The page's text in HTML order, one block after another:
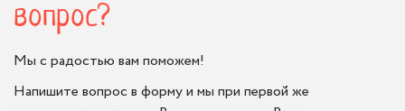
вопрос?
Мы с радостью вам поможем!
Напишите вопрос в форму и мы при первой же